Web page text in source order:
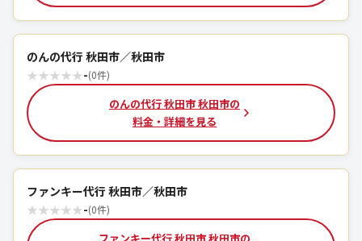
のんの代行 秋田市／秋田市
★★★★★-(0件)
のんの代行 秋田市 秋田市の
料金・詳細を見る
ファンキー代行 秋田市／秋田市
★★★★★-(0件)